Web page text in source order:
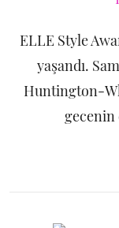
ELLE Style
yaşandı.
Huntington-
gecenin